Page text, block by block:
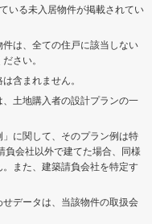
いる未入居物件が掲載されてい
件は、全ての住戸に該当しない
さい。
含まれません。
、土地購入者の設計プランの一
」に関して、そのプラン例は特
負会社以外で建てた場合、同様
また、建築請負会社を特定す
データは、当該物件の取扱会